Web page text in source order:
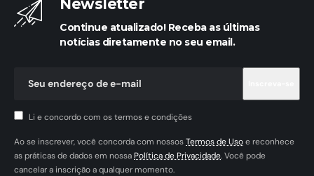
Newsletter
Continue atualizado! Receba as últimas
notícias diretamente no seu email.
Li e concordo com os termos e condições
Ao se inscrever, você concorda com nossosTermos de Usoe reconhece
as práticas de dados em nossaPolítica de Privacidade. Você pode
cancelar a inscrição a qualquer momento.